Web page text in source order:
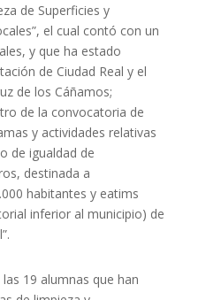
de Superficies y
el cual contó con un
y que ha estado
de Ciudad Real y el
de los Cáñamos;
de la convocatoria de
y actividades relativas
de igualdad de
destinada a
habitantes y eatims
inferior al municipio) de
19 alumnas que han